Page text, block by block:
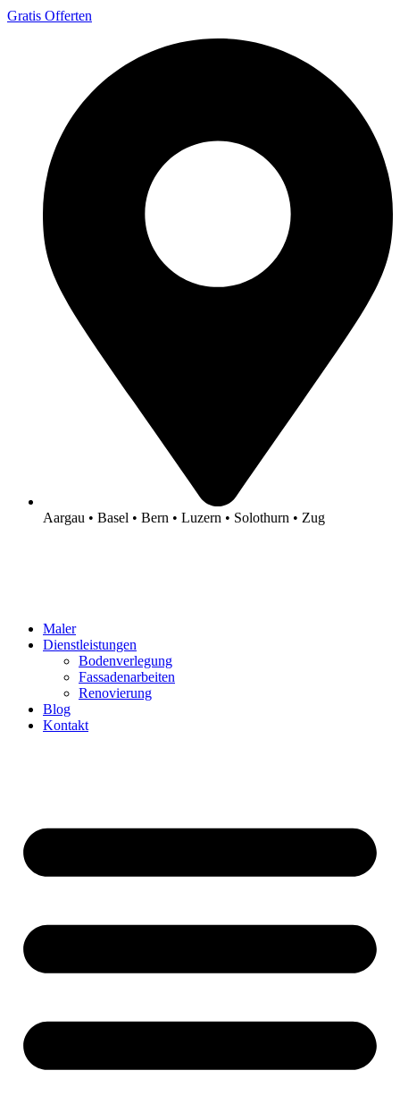
Gratis Offerten
Aargau • Basel • Bern • Luzern • Solothurn • Zug
Maler
Dienstleistungen
Bodenverlegung
Fassadenarbeiten
Renovierung
Blog
Kontakt